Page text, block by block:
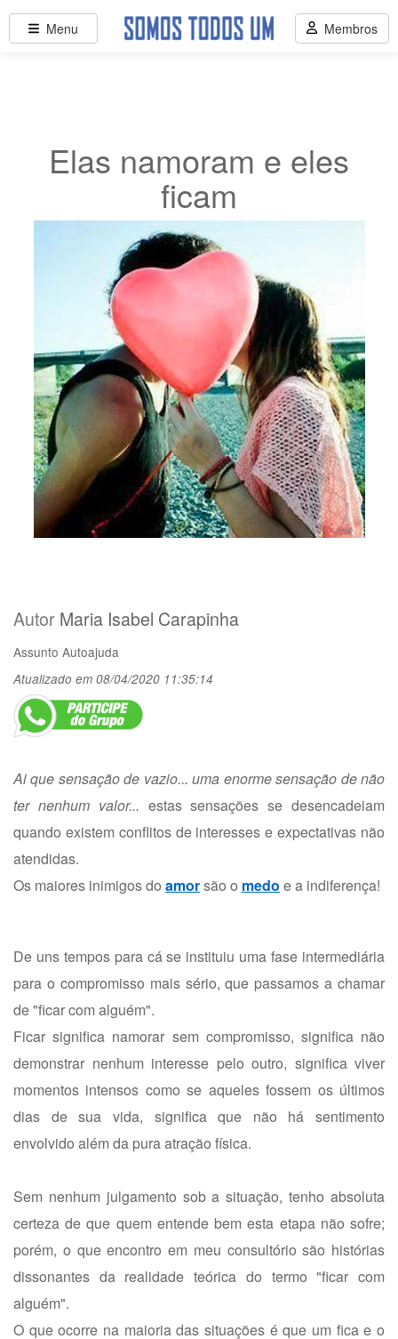
Elas namoram e eles
ficam
Autor Maria Isabel Carapinha
Assunto Autoajuda
Atualizado em 08/04/2020 11:35:14
Ai que sensação de vazio... uma enorme sensação de não
ter nenhum valor... estas sensações se desencadeiam
quando existem conflitos de interesses e expectativas não
atendidas.
Os maiores inimigos do amorsão o medo e a indiferença!
De uns tempos para cá se instituiu uma fase intermediária
para o compromisso mais sério, que passamos a chamar
de "ficar com alguém".
Ficar significa namorar sem compromisso, significa não
demonstrar nenhum interesse pelo outro, significa viver
momentos intensos como se aqueles fossem os últimos
dias de sua vida, significa que não há sentimento
envolvido além da pura atração física.
Sem nenhum julgamento sob a situação, tenho absoluta
certeza de que quem entende bem esta etapa não sofre;
porém, o que encontro em meu consultório são histórias
dissonantes da realidade teórica do termo "ficar com
alguém".
O que ocorre na maioria das situações é que um fica e o
Menu Membros